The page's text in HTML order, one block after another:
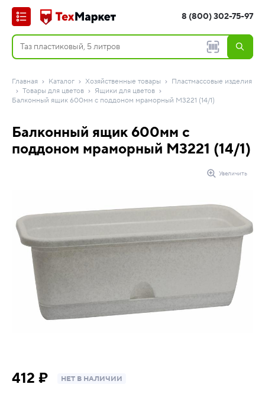
8 (800) 302-75-97
Главная Каталог Хозяйственные товары
Пластмассовые изделия
Товары для цветов
Ящики для цветов
Балконный ящик 600мм с поддоном мраморный М3221 (14/1)
Балконный ящик 600мм с
поддоном мраморный М3221 (14/1)
Увеличить
412 ₽ НЕТ В НАЛИЧИИ